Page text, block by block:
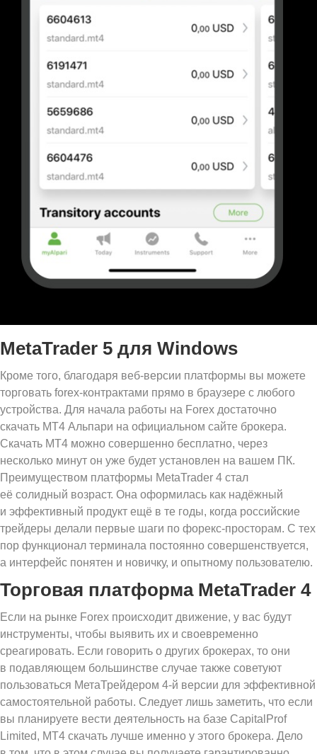
MetaTrader 5 для Windows
Кроме того, благодаря веб-версии платформы вы можете
торговать forex-контрактами прямо в браузере с любого
устройства. Для начала работы на Forex достаточно
скачать МТ4 Альпари на официальном сайте брокера.
Скачать MT4 можно совершенно бесплатно, через
несколько минут он уже будет установлен на вашем ПК.
Преимуществом платформы MetaTrader 4 стал
её солидный возраст. Она оформилась как надёжный
и эффективный продукт ещё в те годы, когда российские
трейдеры делали первые шаги по форекс-просторам. С тех
пор функционал терминала постоянно совершенствуется,
а интерфейс понятен и новичку, и опытному пользователю.
Торговая платформа MetaTrader 4
Если на рынке Forex происходит движение, у вас будут
инструменты, чтобы выявить их и своевременно
среагировать. Если говорить о других брокерах, то они
в подавляющем большинстве случае также советуют
пользоваться МетаТрейдером 4-й версии для эффективной
самостоятельной работы. Следует лишь заметить, что если
вы планируете вести деятельность на базе CapitalProf
Limited, MT4 скачать лучше именно у этого брокера. Дело